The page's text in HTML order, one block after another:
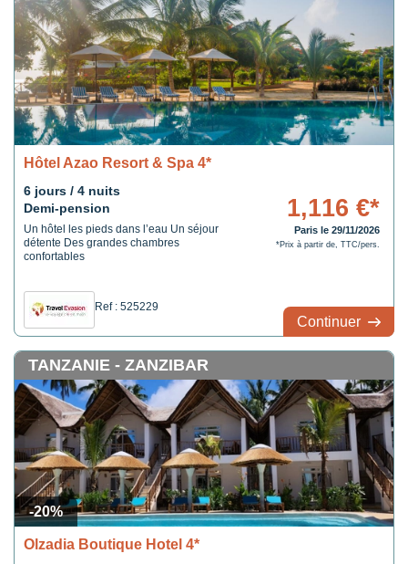
Hôtel Azao Resort & Spa 4*
6 jours / 4 nuits
Demi-pension
Un hôtel les pieds dans l’eau Un séjour
détente Des grandes chambres
confortables
Ref : 525229
1,116 €*
Paris le 29/11/2026
*Prix à partir de, TTC/pers.
Continuer
-20%
TANZANIE - ZANZIBAR
Olzadia Boutique Hotel 4*